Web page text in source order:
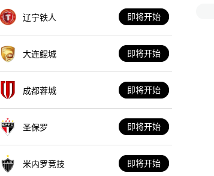
辽宁铁人 即将开始
大连鲲城 即将开始
成都蓉城 即将开始
圣保罗 即将开始
米内罗竞技 即将开始